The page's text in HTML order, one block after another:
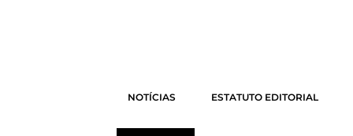
NOTÍCIAS ESTATUTO EDITORIAL